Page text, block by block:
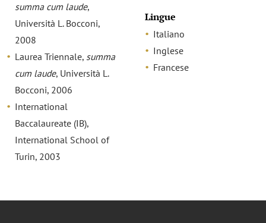
summa cum laude,
Università L. Bocconi,
2008
Laurea Triennale, summa
cum laude, Università L.
Bocconi, 2006
International
Baccalaureate (IB),
International School of
Turin, 2003
Lingue
Italiano
Inglese
Francese